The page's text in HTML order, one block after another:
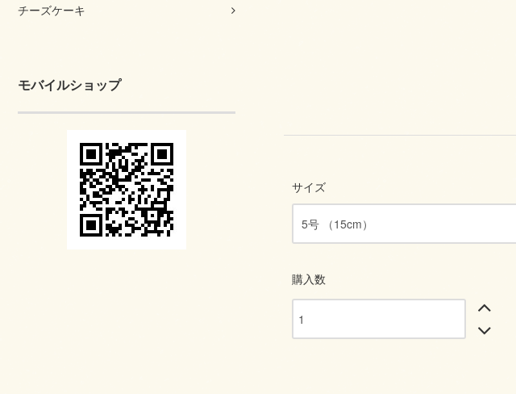
チーズケーキ
モバイルショップ
サイズ
購入数